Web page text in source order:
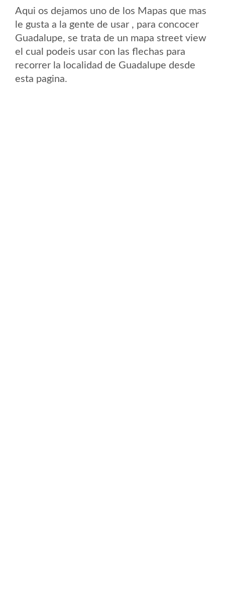
Aqui os dejamos uno de los Mapas que mas
le gusta a la gente de usar , para concocer
Guadalupe, se trata de un mapa street view
el cual podeis usar con las flechas para
recorrer la localidad de Guadalupe desde
esta pagina.